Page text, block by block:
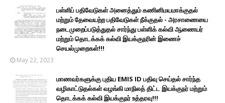
பள்ளிப் பதிவேடுகள் அனைத்தும் கணினிமயமாக்குதல்
மற்றும் தேவையற்ற பதிவேடுகள் நீக்குதல் - அரசாணையை
நடைமுறைப்படுத்துதல் சார்ந்து பள்ளிக் கல்வி ஆணையர்
மற்றும் தொடக்கக் கல்வி இயக்குநரின் இணைச்
செயல்முறைகள்!!!
May 22, 2023
மாணவர்களுக்கு புதிய EMIS ID பதிவு செய்தல் சார்ந்த
வழிகாட்டுதல்கள் வழங்கி மாநிலத் திட்ட இயக்குநர் மற்றும்
தொடக்கக் கல்வி இயக்குநர் உத்தரவு!!!